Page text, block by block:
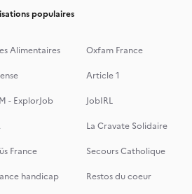
populaires
Alimentaires
Oxfam France
Article 1
- ExplorJob
JobIRL
La Cravate Solidaire
France
Secours Catholique
handicap
Restos du coeur